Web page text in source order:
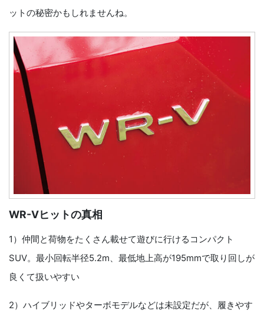
ットの秘密かもしれませんね。
WR-Vヒットの真相
1）仲間と荷物をたくさん載せて遊びに行けるコンパクト
SUV。最小回転半径5.2m、最低地上高が195mmで取り回しが
良くて扱いやすい
2）ハイブリッドやターボモデルなどは未設定だが、履きやす